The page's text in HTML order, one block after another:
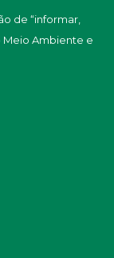
de “informar,
Meio Ambiente e